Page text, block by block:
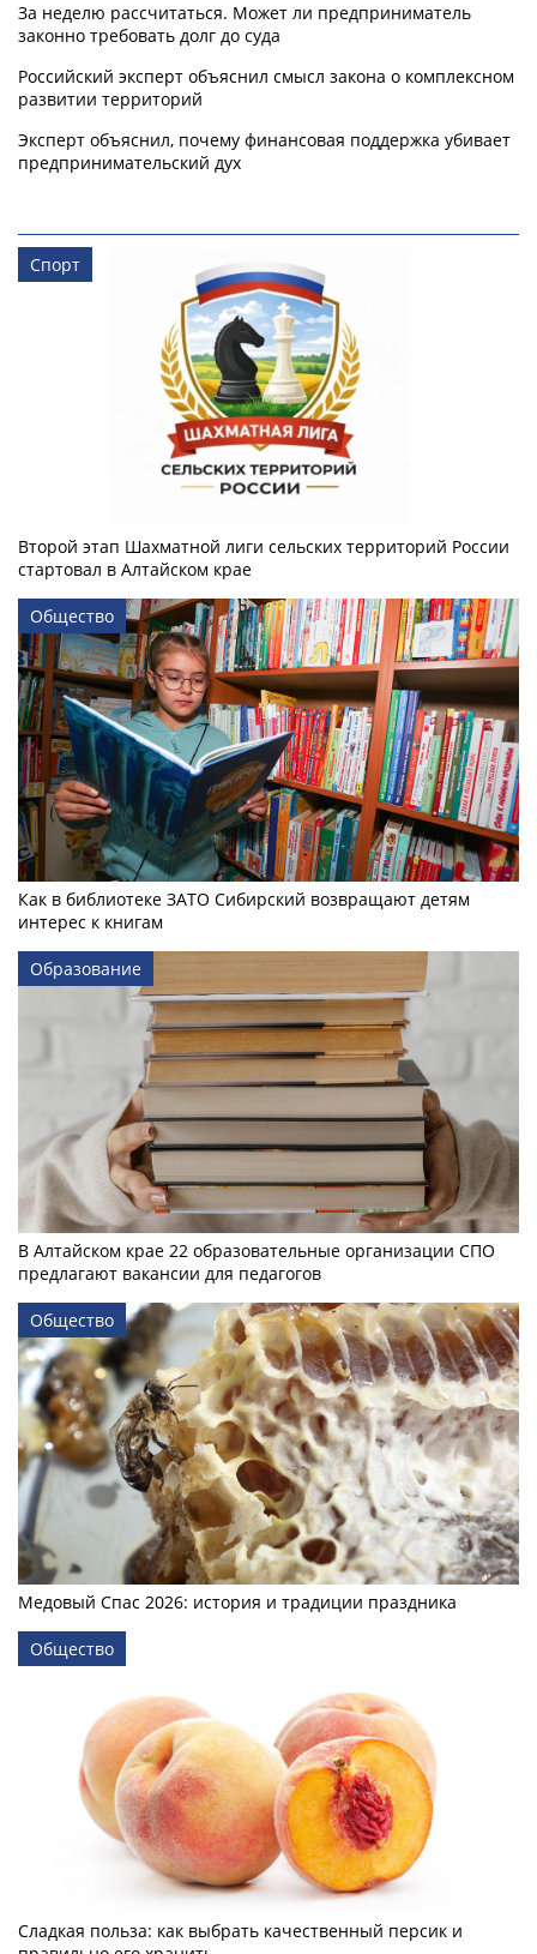
За неделю рассчитаться. Может ли предприниматель
законно требовать долг до суда
Российский эксперт объяснил смысл закона о комплексном
развитии территорий
Эксперт объяснил, почему финансовая поддержка убивает
предпринимательский дух
Спорт
Второй этап Шахматной лиги сельских территорий России
стартовал в Алтайском крае
Общество
Как в библиотеке ЗАТО Сибирский возвращают детям
интерес к книгам
Образование
В Алтайском крае 22 образовательные организации СПО
предлагают вакансии для педагогов
Общество
Медовый Спас 2026: история и традиции праздника
Общество
Сладкая польза: как выбрать качественный персик и